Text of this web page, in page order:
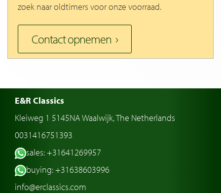
zoek naar oldtimers voor onze voorraad.
Contact opnemen
E&R Classics
Kleiweg 1 5145NA Waalwijk, The Netherlands
0031416751393
sales: +31641269957
buying: +31638603996
info@erclassics.com